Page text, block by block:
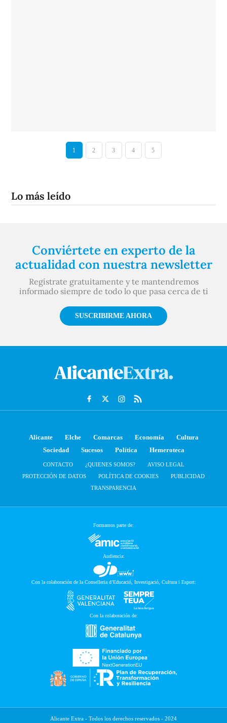
1 2 3 4 5
Lo más leído
Conviértete en experto de la
actualidad con nuestra newsletter
Regístrate gratuitamente y te mantendremos
informado siempre de todo lo que pasa cerca de ti
SUSCRIBIRME AHORA
Alicante Elche Comarcas Economía
Cultura
Sociedad
Sucesos Política Hemeroteca
CONTACTO ¿QUIENES SOMOS?
AVISO LEGAL
PROTECCIÓN DE DATOS
POLÍTICA DE COOKIES
PUBLICIDAD
TRANSPARENCIA
Formamos parte de:
Audiencia:
Con la colaboración de la Conselleria d’Educació, Investigació, Cultura i Esport:
Con la colaboración de:
Alicante Extra - Todos los derechos reservados - 2024